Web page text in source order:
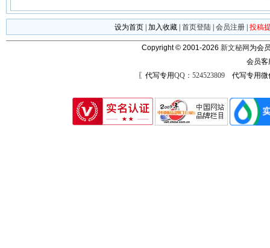
设为首页 加入收藏 首页登陆 会员注册 投稿
Copyright © 2001-2026 新文秘网 为会
会员
〖代写专用QQ：524523809代写专用微